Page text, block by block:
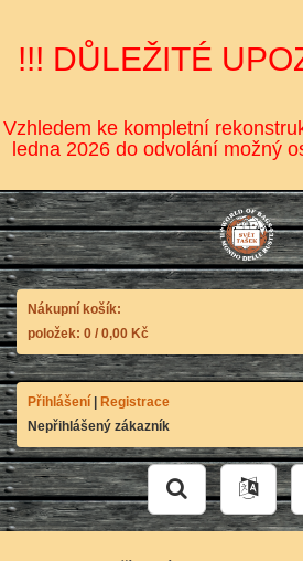
!!! DŮLEŽITÉ
Vzhledem ke kompletní
ledna 2026 do odvolání možný
Nákupní košík:
položek: 0 / 0,00 Kč
Přihlášení
Registrace
Nepřihlášený zákazník